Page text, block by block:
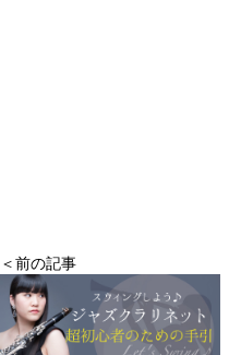
＜前の記事